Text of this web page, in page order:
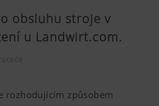
obsluhu stroje v
u Landwirt.com.
rozhodujícím způsobem